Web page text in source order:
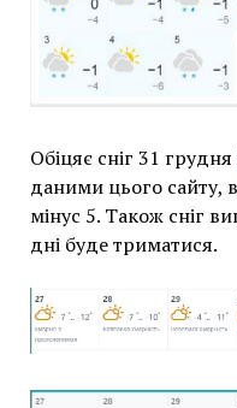
Обіцяє сніг 31 грудня
даними цього сайту,
мінус 5. Також сніг
дні буде триматися.